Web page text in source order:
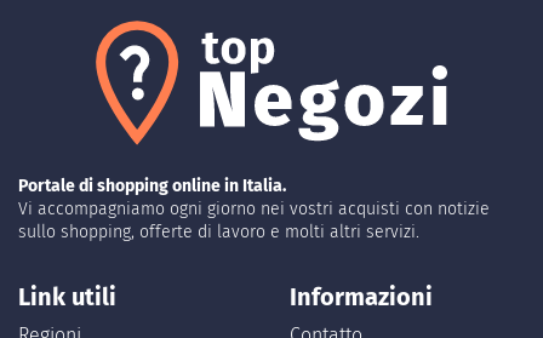
Portale di shopping online in Italia.
Vi accompagniamo ogni giorno nei vostri acquisti con notizie
sullo shopping, offerte di lavoro e molti altri servizi.
Link utili Informazioni